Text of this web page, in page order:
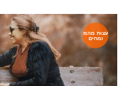
עצות מהמ
ומחים